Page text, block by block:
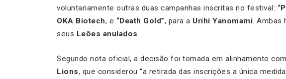
voluntariamente outras duas campanhas inscritas no festival:
OKA Biotech, e “Death Gold”, para a Urihi Yanomami. Ambas
seus Leões anulados.
Segundo nota oficial, a decisão foi tomada em alinhamento
Lions, que considerou “a retirada das inscrições a única